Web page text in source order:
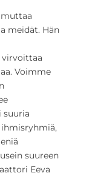
meidät. Hän
virvoittaa
Voimme
suuria
suureen
Eeva